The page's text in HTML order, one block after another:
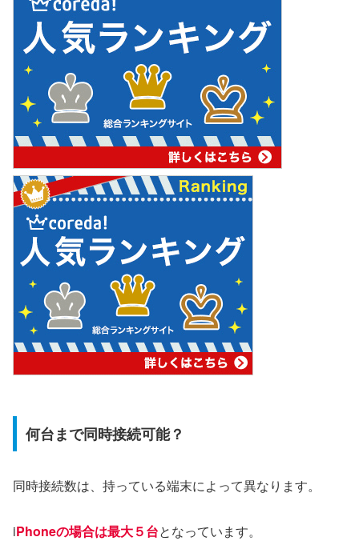
何台まで同時接続可能？
同時接続数は、持っている端末によって異なります。
iPhoneの場合は最大５台となっています。